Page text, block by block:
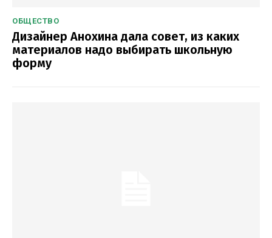
ОБЩЕСТВО
Дизайнер Анохина дала совет, из каких
материалов надо выбирать школьную
форму